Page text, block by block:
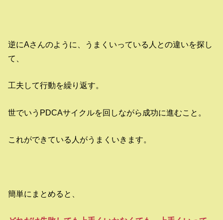
逆にAさんのように、うまくいっている人との違いを探し
て、
工夫して行動を繰り返す。
世でいうPDCAサイクルを回しながら成功に進むこと。
これができている人がうまくいきます。
簡単にまとめると、